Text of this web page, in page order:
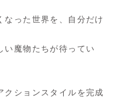
なった世界を、自分だけ
い魔物たちが待ってい
クションスタイルを完成